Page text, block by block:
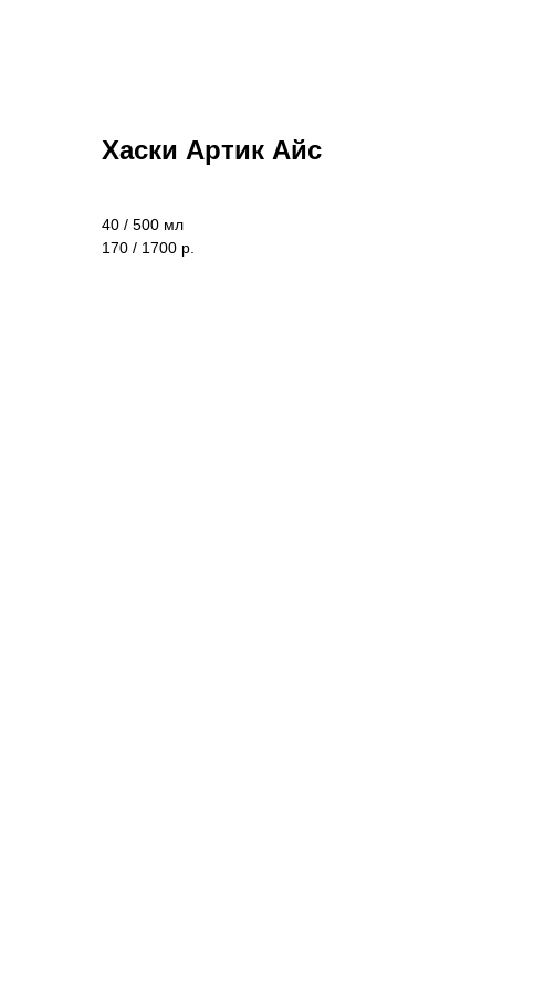
Хаски Артик Айс
40 / 500 мл
170 / 1700 р.